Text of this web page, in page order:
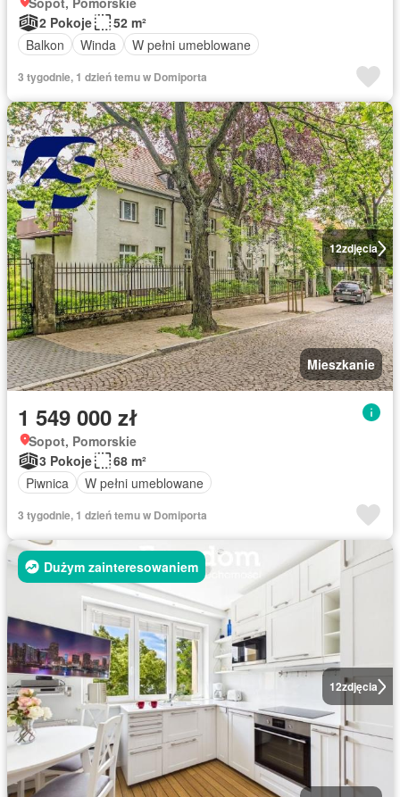
2 Pokoje
52 m²
Balkon
Winda W pełni umeblowane
3 tygodnie, 1 dzień temu w Domiporta
12zdjęcia
Mieszkanie
1 549 000 zł
Sopot, Pomorskie
3 Pokoje
68 m²
Piwnica
W pełni umeblowane
3 tygodnie, 1 dzień temu w Domiporta
12zdjęcia
Dużym zainteresowaniem